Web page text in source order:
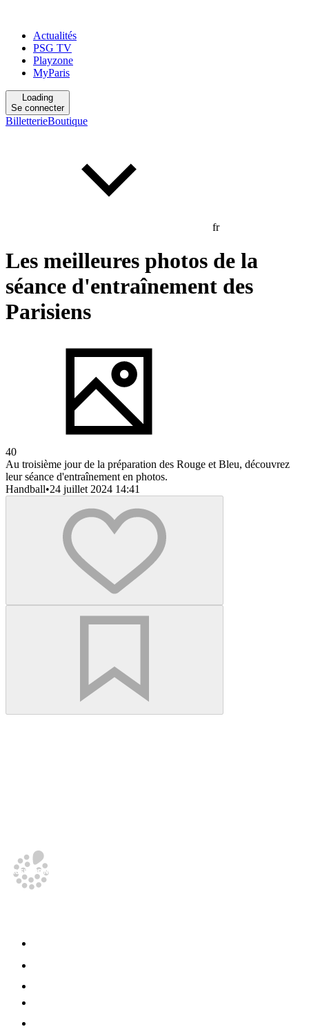
Actualités
PSG TV
Playzone
MyParis
Loading
Se connecter
BilletterieBoutique
fr
Les meilleures photos de la
séance d'entraînement des
Parisiens
40
Au troisième jour de la préparation des Rouge et Bleu, découvrez
leur séance d'entraînement en photos.
Handball•24 juillet 2024 14:41